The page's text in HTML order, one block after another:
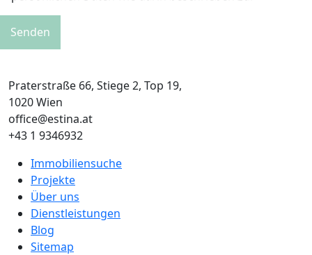
Praterstraße 66, Stiege 2, Top 19,
1020 Wien
office@estina.at
+43 1 9346932
Immobiliensuche
Projekte
Über uns
Dienstleistungen
Blog
Sitemap